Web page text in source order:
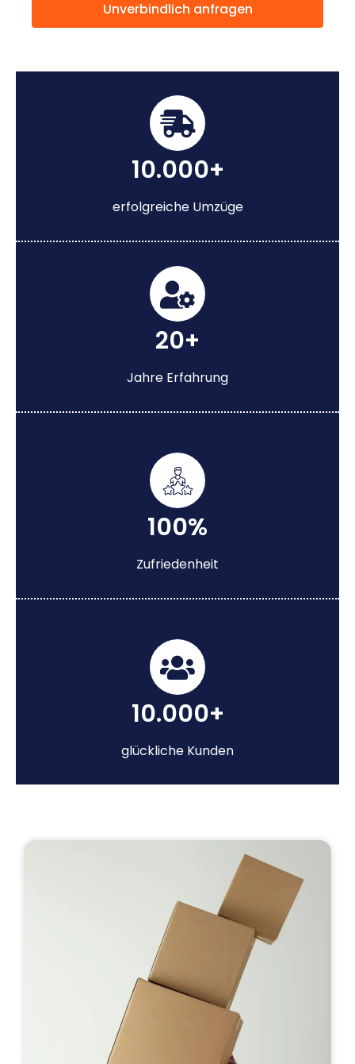
Unverbindlich anfragen
10.000+
erfolgreiche Umzüge
20+
Jahre Erfahrung
100%
Zufriedenheit
10.000+
glückliche Kunden